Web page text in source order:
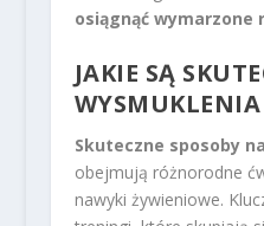
osiągnąć wymarzone
JAKIE SĄ
Skuteczne sposoby
obejmują różnorodne
nawyki żywieniowe.